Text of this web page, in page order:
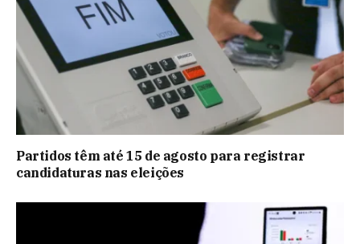
Partidos têm até 15 de agosto para registrar
candidaturas nas eleições